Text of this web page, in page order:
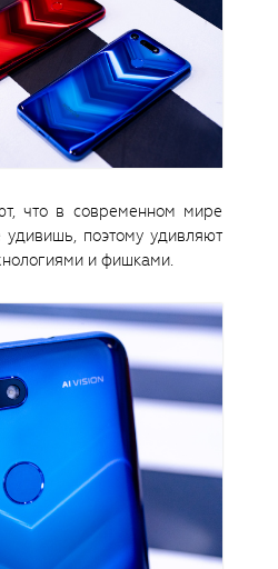
что в современном мире
поэтому удивляют
и фишками.